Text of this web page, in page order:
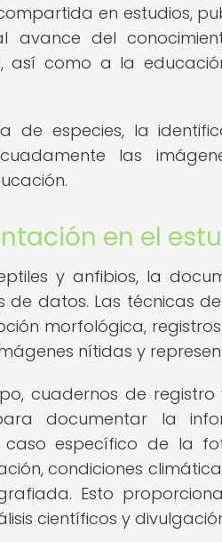
en estudios,
avance del
así como a la
de especies, la
las
en el
y anfibios, la
de datos. Las técnicas
morfológica,
nítidas y
cuadernos de
documentar la
caso específico de la
condiciones
Esto
científicos y